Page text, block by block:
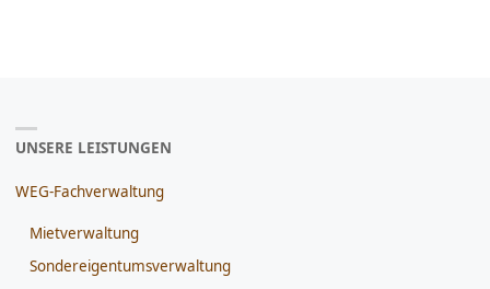
UNSERE LEISTUNGEN
WEG-Fachverwaltung
Mietverwaltung
Sondereigentumsverwaltung